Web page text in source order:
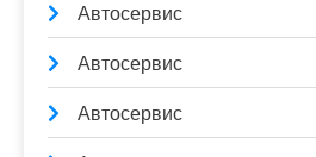
Автосервис
Автосервис
Автосервис